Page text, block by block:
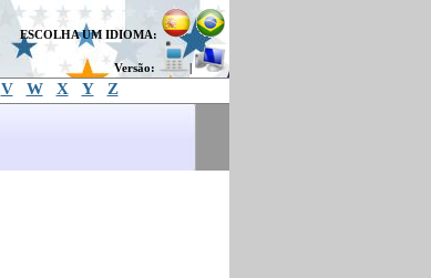
ESCOLHA UM IDIOMA:
Versão: |
V W X Y Z